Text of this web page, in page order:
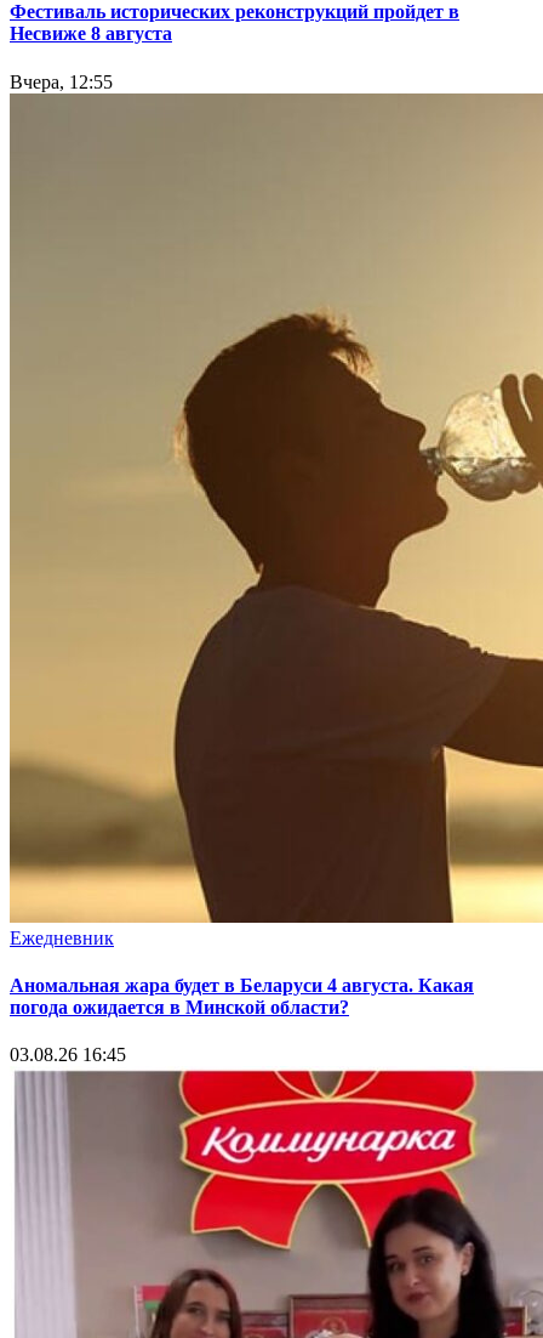
Фестиваль исторических реконструкций пройдет в
Несвиже 8 августа
Вчера, 12:55
Ежедневник
Аномальная жара будет в Беларуси 4 августа. Какая
погода ожидается в Минской области?
03.08.26 16:45